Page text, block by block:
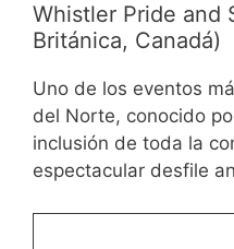
Whistler Pride and
Británica, Canadá)
Uno de los eventos
del Norte, conocido
inclusión de toda la
espectacular desfile